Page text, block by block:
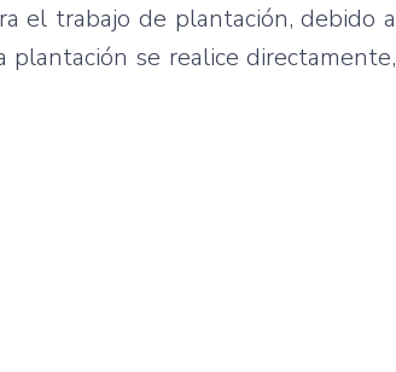
el trabajo de plantación, debido a
se realice directamente,